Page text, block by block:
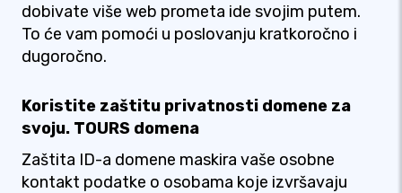
dobivate više web prometa ide svojim putem.
To će vam pomoći u poslovanju kratkoročno i
dugoročno.
Koristite zaštitu privatnosti domene za
svoju. TOURS domena
Zaštita ID-a domene maskira vaše osobne
kontakt podatke o osobama koje izvršavaju